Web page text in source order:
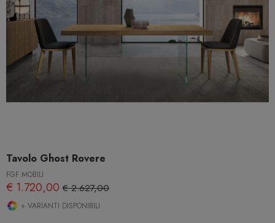
Tavolo Ghost Rovere
FGF MOBILI
€ 1.720,00 € 2.627,00
+ VARIANTI DISPONIBILI